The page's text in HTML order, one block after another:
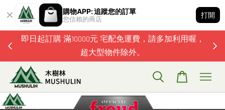
購物APP: 追蹤您的訂單
您信賴的商店
打開
即日起訂購 滿10000元 宅配免運費，請多加利用喔，
超大型物件除外。